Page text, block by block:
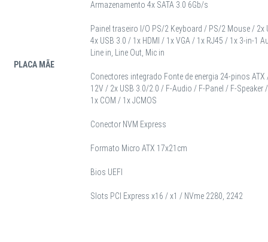
PLACA MÃE
Armazenamento 4x SATA 3.0 6Gb/s
Painel traseiro I/O PS/2 Keyboard / PS/2 Mouse / 2x
4x USB 3.0 / 1x HDMI / 1x VGA / 1x RJ45 / 1x 3-in-1
Line in, Line Out, Mic in
Conectores integrado Fonte de energia 24-pinos
12V / 2x USB 3.0/2.0 / F-Audio / F-Panel / F-Speaker
1x COM / 1x JCMOS
Conector NVM Express
Formato Micro ATX 17x21cm
Bios UEFI
Slots PCI Express x16 / x1 / NVme 2280, 2242